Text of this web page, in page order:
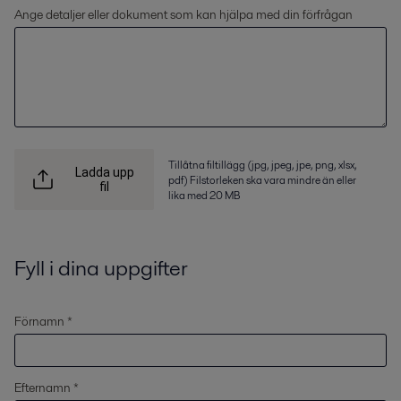
Ange detaljer eller dokument som kan hjälpa med din förfrågan
Ladda upp
fil
Tillåtna filtillägg (jpg, jpeg, jpe, png, xlsx,
pdf) Filstorleken ska vara mindre än eller
lika med 20 MB
Fyll i dina uppgifter
Förnamn *
Efternamn *